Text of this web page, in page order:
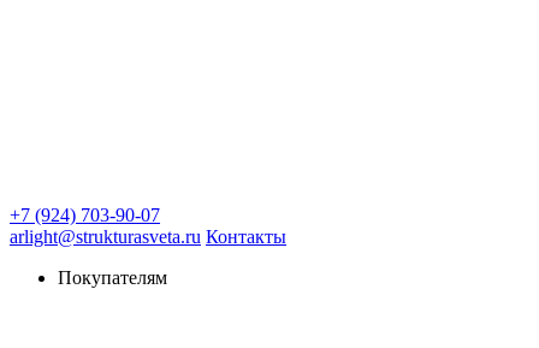
+7 (924) 703-90-07
arlight@strukturasveta.ru Контакты
Покупателям